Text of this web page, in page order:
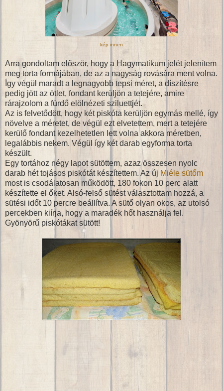
kép innen
Arra gondoltam először, hogy a Hagymatikum jelét jelenítem
meg torta formájában, de az a nagyság rovására ment volna.
Így végül maradt a legnagyobb tepsi méret, a díszítésre
pedig jött az ötlet, fondant kerüljön a tetejére, amire
rárajzolom a fürdő elölnézeti sziluettjét.
Az is felvetődött, hogy két piskóta kerüljön egymás mellé, így
növelve a méretet, de végül ezt elvetettem, mert a tetejére
kerülő fondant kezelhetetlen lett volna akkora méretben,
legalábbis nekem. Végül így két darab egyforma torta
készült.
Egy tortához négy lapot sütöttem, azaz összesen nyolc
darab hét tojásos piskótát készítettem. Az új Miéle sütőm
most is csodálatosan működött, 180 fokon 10 perc alatt
készítette el őket. Alsó-felső sütést választottam hozzá, a
sütési időt 10 percre beállítva. A sütő olyan okos, az utolsó
percekben kiírja, hogy a maradék hőt használja fel.
Gyönyörű piskótákat sütött!